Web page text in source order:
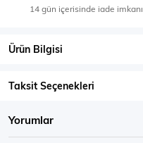
14 gün içerisinde iade imkanı
Ürün Bilgisi
Taksit Seçenekleri
Yorumlar